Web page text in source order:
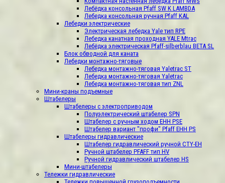
Лебёдка консольная Pfaff SW K LAMBDA
Лебедка консольная ручная Pfaff KAL
Лебедки электрические
Электрическая лебедка Yale тип RPE
Лебедка канатная проходная YALE Mtrac
Лебёдка электрическая Pfaff-silberblau BETA SL
Блок обводной для каната
Лебедки монтажно-тяговые
Лебедка монтажно-тяговая Yaletrac ST
Лебедка монтажно-тяговая Yaletrac
Лебедка монтажно-тяговая тип ZNL
Мини-краны подъемные
Штабелеры
Штабелеры с электроприводом
Полуэлектрический штабелер SPN
Штабелер с ручным ходом EHH PSE
Штабелер вариант "профи" Pfaff EHH PS
Штабелеры гидравлические
Штабелер гидравлический ручной CTY-EH
Ручной штабелер PFAFF тип HV
Ручной гидравлический штабелер HS
Мини-штабелеры
Тележки гидравлические